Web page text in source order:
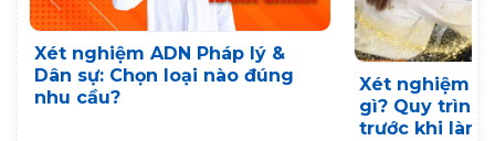
Xét nghiệm ADN Pháp lý &
Dân sự: Chọn loại nào đúng
nhu cầu?
Xét nghiệm
gì? Quy
trước khi làm